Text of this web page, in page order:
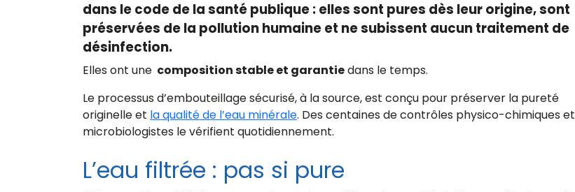
dans le code de la santé publique : elles sont pures dès leur origine, sont
préservées de la pollution humaine et ne subissent aucun traitement de
désinfection.
Elles ont une composition stable et garantiedans le temps.
Le processus d’embouteillage sécurisé, à la source, est conçu pour préserver la pureté
originelle et la qualité de l’eau minérale. Des centaines de contrôles physico-chimiques et
microbiologistes le vérifient quotidiennement.
L’eau filtrée : pas si pure